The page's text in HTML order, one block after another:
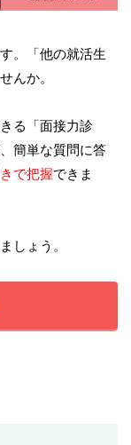
。「他の就活生
んか。
る「面接力診
簡単な質問に答
で把握できま
しょう。